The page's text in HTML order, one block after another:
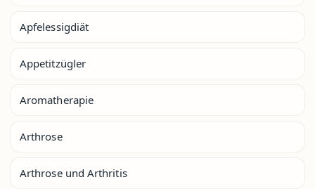
Apfelessigdiät
Appetitzügler
Aromatherapie
Arthrose
Arthrose und Arthritis